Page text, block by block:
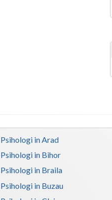
Psihologi in Arad
Psihologi in Bihor
Psihologi in Braila
Psihologi in Buzau